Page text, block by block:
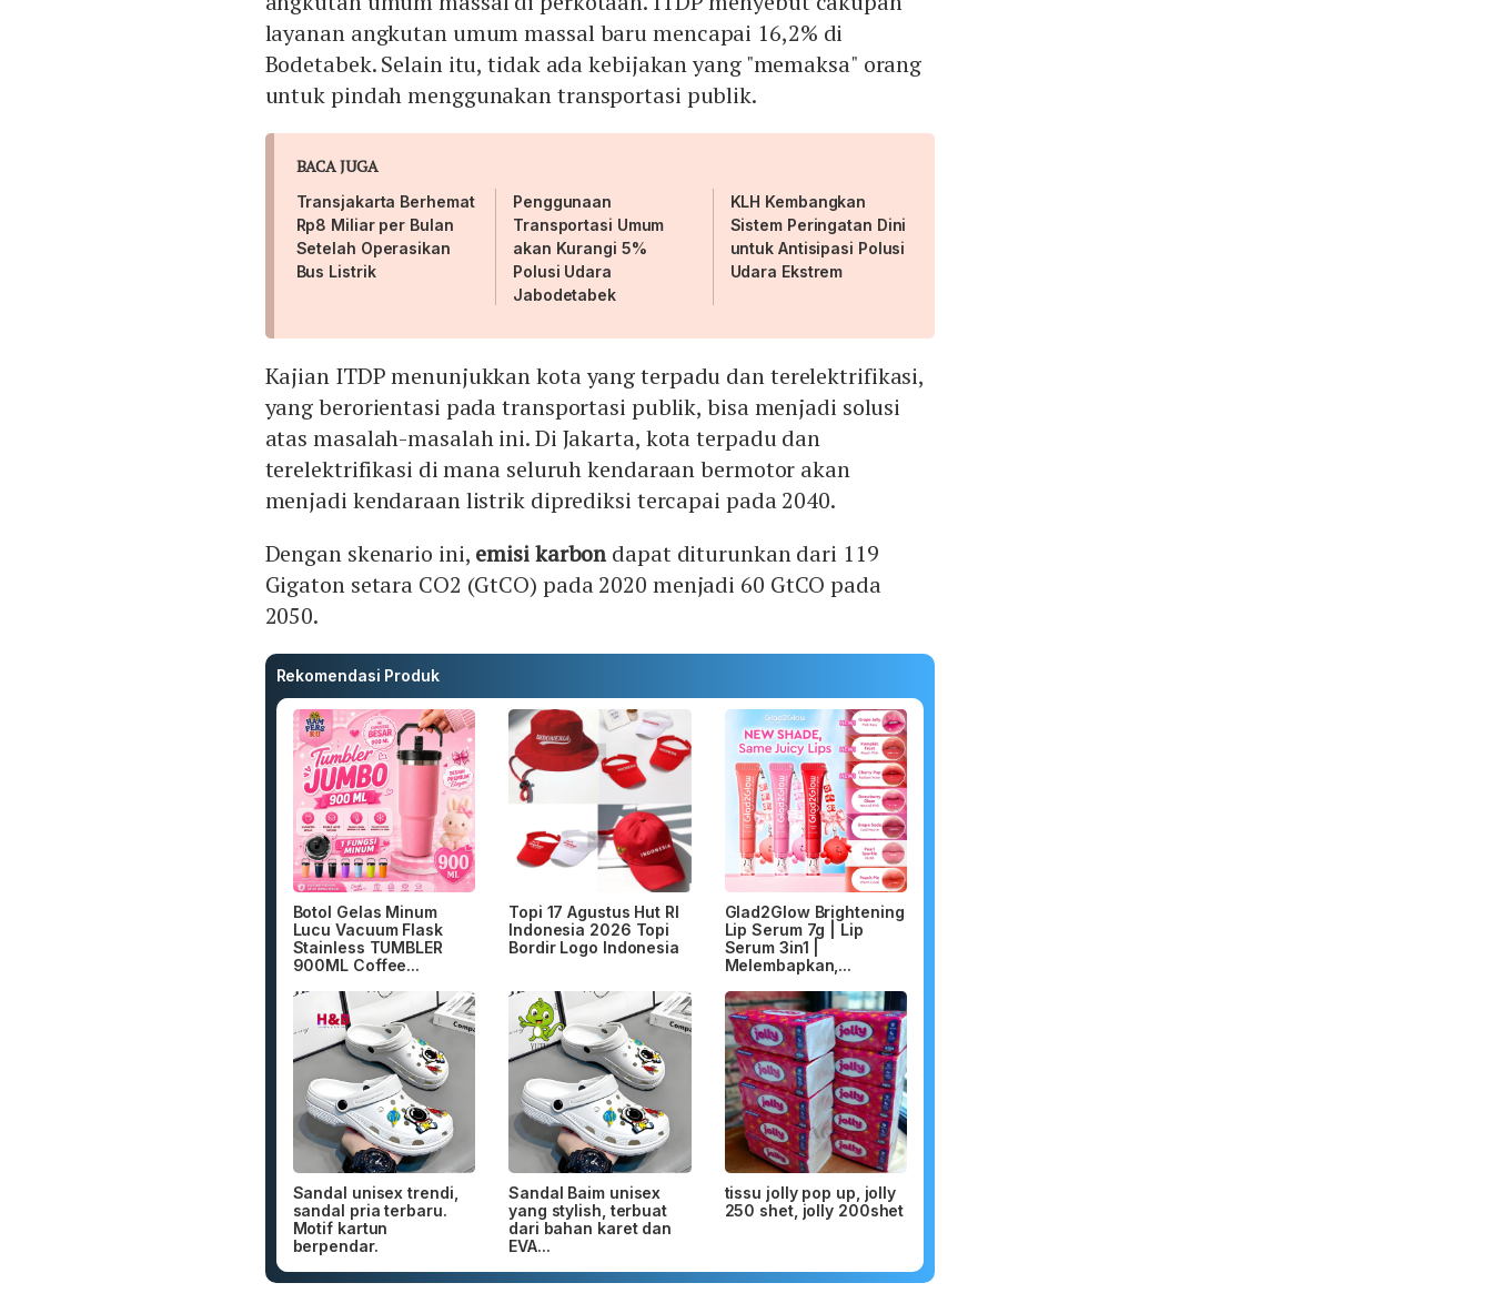
layanan angkutan umum massal baru mencapai 16,2% di
Bodetabek. Selain itu, tidak ada kebijakan yang "memaksa" orang
untuk pindah menggunakan transportasi publik.
BACA JUGA
Transjakarta Berhemat
Rp8 Miliar per Bulan
Setelah Operasikan
Bus Listrik
Penggunaan
Transportasi Umum
akan Kurangi 5%
Polusi Udara
Jabodetabek
KLH Kembangkan
Sistem Peringatan Dini
untuk Antisipasi Polusi
Udara Ekstrem
Kajian ITDP menunjukkan kota yang terpadu dan terelektrifikasi,
yang berorientasi pada transportasi publik, bisa menjadi solusi
atas masalah-masalah ini. Di Jakarta, kota terpadu dan
terelektrifikasi di mana seluruh kendaraan bermotor akan
menjadi kendaraan listrik diprediksi tercapai pada 2040.
Dengan skenario ini, emisi karbondapat diturunkan dari 119
Gigaton setara CO2 (GtCO) pada 2020 menjadi 60 GtCO pada
2050.
Rekomendasi Produk
Botol Gelas Minum
Lucu Vacuum Flask
Stainless TUMBLER
900ML Coffee...
Topi 17 Agustus Hut RI
Indonesia 2026 Topi
Bordir Logo Indonesia
Glad2Glow Brightening
Lip Serum 7g | Lip
Serum 3in1 |
Melembapkan,...
Sandal unisex trendi,
sandal pria terbaru.
Motif kartun
berpendar.
Sandal Baim unisex
yang stylish, terbuat
dari bahan karet dan
EVA...
tissu jolly pop up, jolly
250 shet, jolly 200shet